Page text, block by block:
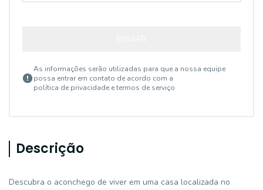
As informações serão utilizadas para que a nossa equipe
possa entrar em contato de acordo com a
política de privacidade e termos de serviço
Descrição
Descubra o aconchego de viver em uma casa localizada no